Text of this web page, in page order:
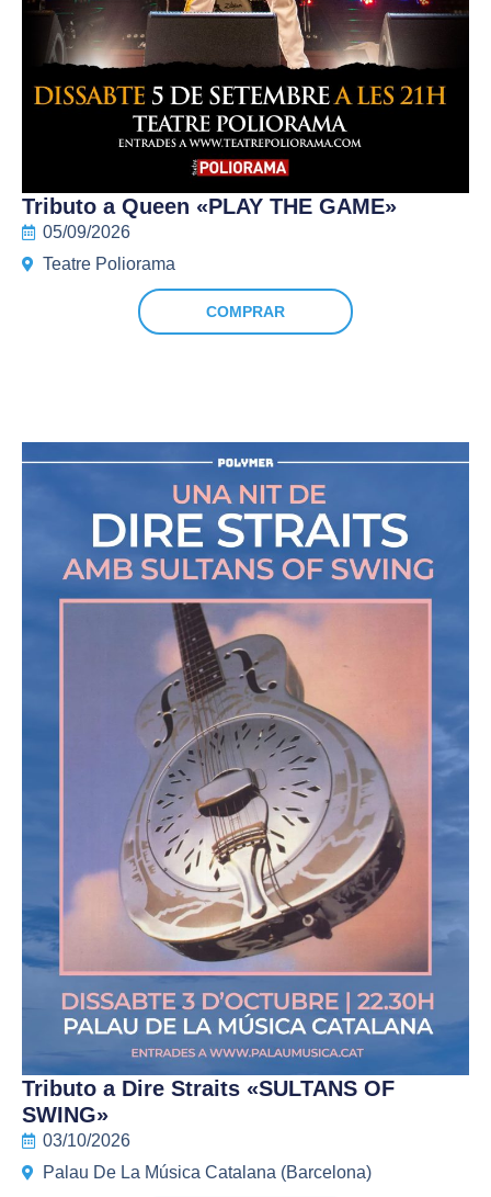
Tributo a Queen «PLAY THE GAME»
05/09/2026
Teatre Poliorama
COMPRAR
Tributo a Dire Straits «SULTANS OF
SWING»
03/10/2026
Palau De La Música Catalana (Barcelona)